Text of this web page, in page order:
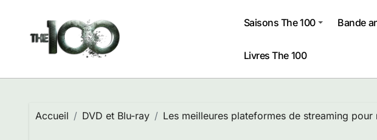
contenu
Saisons The 100 Bande
Livres The 100
Accueil DVD et Blu-ray Les meilleures plateformes de streaming